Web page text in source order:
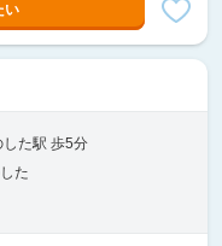
い
た駅 歩5分
た